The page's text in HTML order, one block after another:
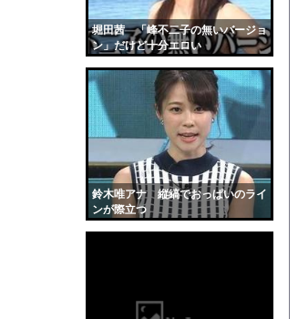
堀田茜 「峰不二子の無いバージョ
ン」だけど十分エロい
鈴木唯アナ 縦縞でおっぱいのライ
ンが際立つ